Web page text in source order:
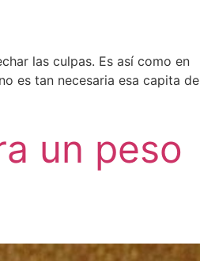
las culpas. Es así como en
es tan necesaria esa capita de
un peso